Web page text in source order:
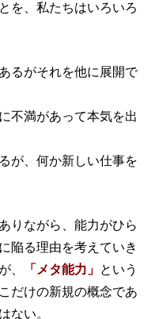
を、私たちはいろいろ
るがそれを他に展開で
不満があって本気を出
が、何か新しい仕事を
りながら、能力がひら
陥る理由を考えていき
、
「メタ能力」 という
だけの新規の概念であ
ない。